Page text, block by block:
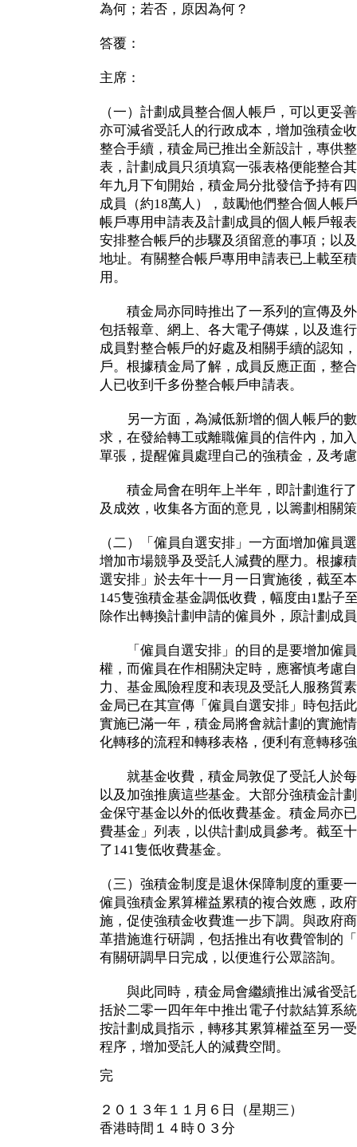
為何；若否，原因為何？
答覆：
主席：
（一）計劃成員整合個人帳戶，可以更妥
亦可減省受託人的行政成本，增加強積金
整合手續，積金局已推出全新設計，專供
表，計劃成員只須填寫一張表格便能整合
年九月下旬開始，積金局分批發信予持有
成員（約18萬人），鼓勵他們整合個人帳
帳戶專用申請表及計劃成員的個人帳戶報
安排整合帳戶的步驟及須留意的事項；以
地址。有關整合帳戶專用申請表已上載至
用。
積金局亦同時推出了一系列的宣傳及外
包括報章、網上、各大電子傳媒，以及進
成員對整合帳戶的好處及相關手續的認知
戶。根據積金局了解，成員反應正面，整
人已收到千多份整合帳戶申請表。
另一方面，為減低新增的個人帳戶的數
求，在發給轉工或離職僱員的信件內，加
單張，提醒僱員處理自己的強積金，及考
積金局會在明年上半年，即計劃進行了
及成效，收集各方面的意見，以籌劃相關
（二）「僱員自選安排」一方面增加僱員
增加市場競爭及受託人減費的壓力。根據
選安排」於去年十一月一日實施後，截至
145隻強積金基金調低收費，幅度由1點子
除作出轉換計劃申請的僱員外，原計劃成
「僱員自選安排」的目的是要增加僱員
權，而僱員在作相關決定時，應審慎考慮
力、基金風險程度和表現及受託人服務質
金局已在其宣傳「僱員自選安排」時包括
實施已滿一年，積金局將會就計劃的實施
化轉移的流程和轉移表格，便利有意轉移
就基金收費，積金局敦促了受託人於每
以及加強推廣這些基金。大部分強積金計
金保守基金以外的低收費基金。積金局亦
費基金」列表，以供計劃成員參考。截至
了141隻低收費基金。
（三）強積金制度是退休保障制度的重要
僱員強積金累算權益累積的複合效應，政
施，促使強積金收費進一步下調。與政府
革措施進行研調，包括推出有收費管制的
有關研調早日完成，以便進行公眾諮詢。
與此同時，積金局會繼續推出減省受託
括於二零一四年年中推出電子付款結算系
按計劃成員指示，轉移其累算權益至另一
程序，增加受託人的減費空間。
完
２０１３年１１月６日（星期三）
香港時間１４時０３分